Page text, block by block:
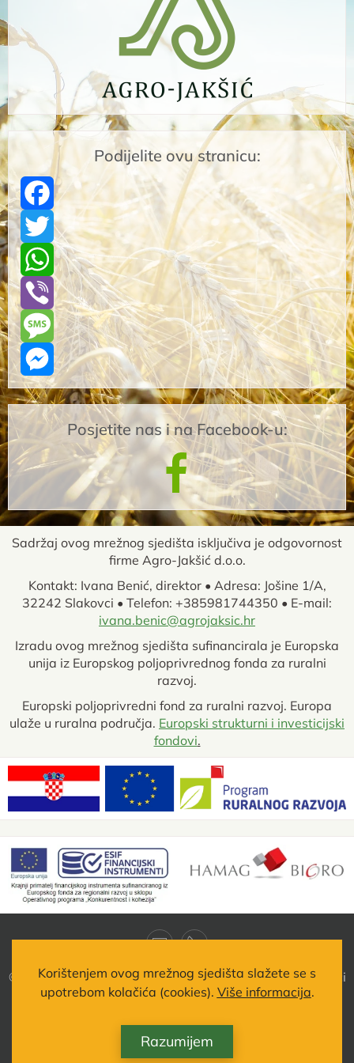
Podijelite ovu stranicu:
Facebook
Twitter
WhatsApp
Viber
Message
Messenger
Posjetite nas i na Facebook-u:
Sadržaj ovog mrežnog sjedišta isključiva je odgovornost
firme Agro-Jakšić d.o.o.
Kontakt: Ivana Benić, direktor • Adresa: Jošine 1/A,
32242 Slakovci • Telefon: +385981744350 • E-mail:
ivana.benic@agrojaksic.hr
Izradu ovog mrežnog sjedišta sufinancirala je Europska
unija iz Europskog poljoprivrednog fonda za ruralni
razvoj.
Europski poljoprivredni fond za ruralni razvoj. Europa
ulaže u ruralna područja. Europski strukturni i investicijski
fondovi.
© 2021 •Agro-Jakšić d.o.o.• Jošine 1/A • 32242 Slakovci
Izrada, hosting i održavanje
Korištenjem ovog mrežnog sjedišta slažete se s
upotrebom kolačića (cookies). Više informacija.
Razumijem